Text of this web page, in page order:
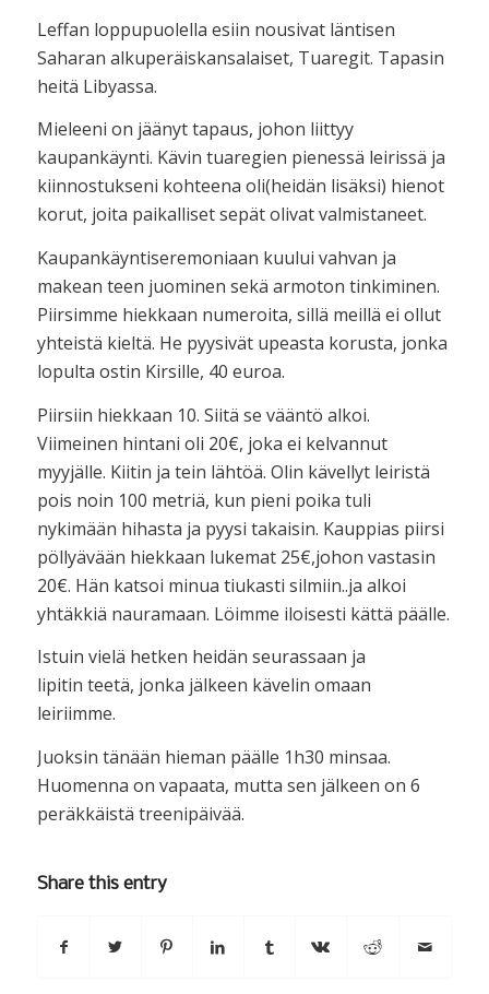
Leffan loppupuolella esiin nousivat läntisen
Saharan alkuperäiskansalaiset, Tuaregit. Tapasin
heitä Libyassa.
Mieleeni on jäänyt tapaus, johon liittyy
kaupankäynti. Kävin tuaregien pienessä leirissä ja
kiinnostukseni kohteena oli(heidän lisäksi) hienot
korut, joita paikalliset sepät olivat valmistaneet.
Kaupankäyntiseremoniaan kuului vahvan ja
makean teen juominen sekä armoton tinkiminen.
Piirsimme hiekkaan numeroita, sillä meillä ei ollut
yhteistä kieltä. He pyysivät upeasta korusta, jonka
lopulta ostin Kirsille, 40 euroa.
Piirsiin hiekkaan 10. Siitä se vääntö alkoi.
Viimeinen hintani oli 20€, joka ei kelvannut
myyjälle. Kiitin ja tein lähtöä. Olin kävellyt leiristä
pois noin 100 metriä, kun pieni poika tuli
nykimään hihasta ja pyysi takaisin. Kauppias piirsi
pöllyävään hiekkaan lukemat 25€,johon vastasin
20€. Hän katsoi minua tiukasti silmiin..ja alkoi
yhtäkkiä nauramaan. Löimme iloisesti kättä päälle.
Istuin vielä hetken heidän seurassaan ja
lipitin teetä, jonka jälkeen kävelin omaan
leiriimme.
Juoksin tänään hieman päälle 1h30 minsaa.
Huomenna on vapaata, mutta sen jälkeen on 6
peräkkäistä treenipäivää.
Share this entry